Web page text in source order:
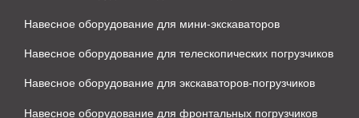
Навесное оборудование для мини-экскаваторов
Навесное оборудование для телескопических погрузчиков
Навесное оборудование для экскаваторов-погрузчиков
Навесное оборудование для фронтальных погрузчиков